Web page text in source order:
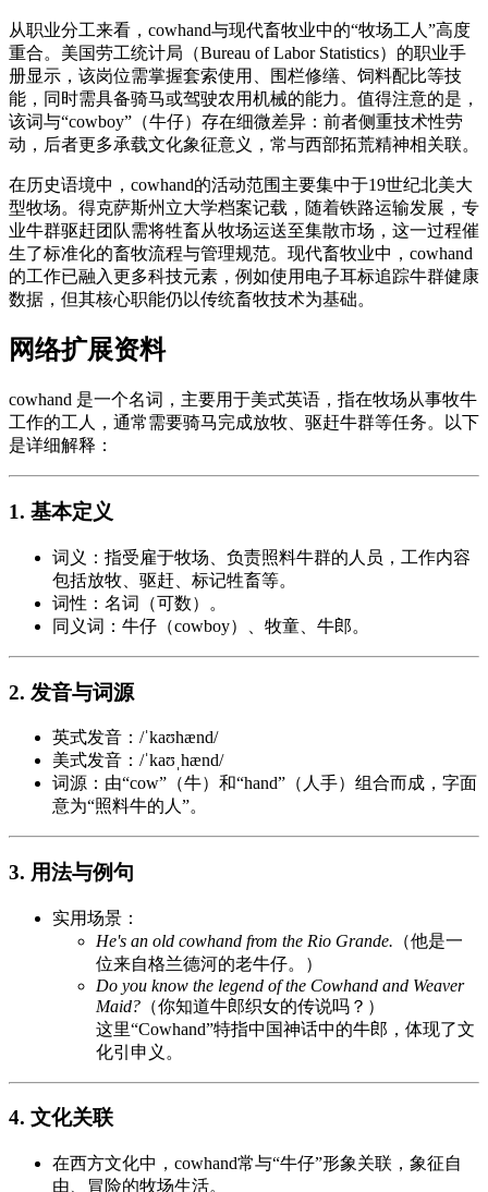
从职业分工来看，cowhand与现代畜牧业中的“牧场工人”高度
重合。美国劳工统计局（Bureau of Labor Statistics）的职业手
册显示，该岗位需掌握套索使用、围栏修缮、饲料配比等技
能，同时需具备骑马或驾驶农用机械的能力。值得注意的是，
该词与“cowboy”（牛仔）存在细微差异：前者侧重技术性劳
动，后者更多承载文化象征意义，常与西部拓荒精神相关联。
在历史语境中，cowhand的活动范围主要集中于19世纪北美大
型牧场。得克萨斯州立大学档案记载，随着铁路运输发展，专
业牛群驱赶团队需将牲畜从牧场运送至集散市场，这一过程催
生了标准化的畜牧流程与管理规范。现代畜牧业中，cowhand
的工作已融入更多科技元素，例如使用电子耳标追踪牛群健康
数据，但其核心职能仍以传统畜牧技术为基础。
网络扩展资料
cowhand 是一个名词，主要用于美式英语，指在牧场从事牧牛
工作的工人，通常需要骑马完成放牧、驱赶牛群等任务。以下
是详细解释：
1. 基本定义
词义：指受雇于牧场、负责照料牛群的人员，工作内容
包括放牧、驱赶、标记牲畜等。
词性：名词（可数）。
同义词：牛仔（cowboy）、牧童、牛郎。
2. 发音与词源
英式发音：/ˈkaʊhænd/
美式发音：/ˈkaʊˌhænd/
词源：由“cow”（牛）和“hand”（人手）组合而成，字面
意为“照料牛的人”。
3. 用法与例句
实用场景：
He's an old cowhand from the Rio Grande. （他是一
位来自格兰德河的老牛仔。）
Do you know the legend of the Cowhand and Weaver
Maid? （你知道牛郎织女的传说吗？）
这里“Cowhand”特指中国神话中的牛郎，体现了文
化引申义。
4. 文化关联
在西方文化中，cowhand常与“牛仔”形象关联，象征自
由、冒险的牧场生活。